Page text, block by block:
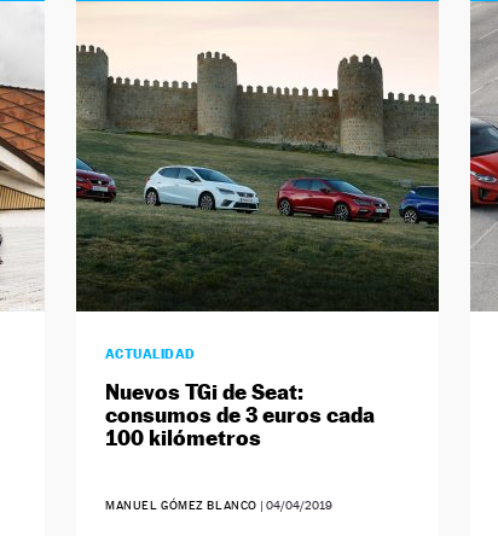
ACTUALIDAD
Nuevos TGi de Seat:
consumos de 3 euros cada
100 kilómetros
MANUEL GÓMEZ BLANCO | 04/04/2019